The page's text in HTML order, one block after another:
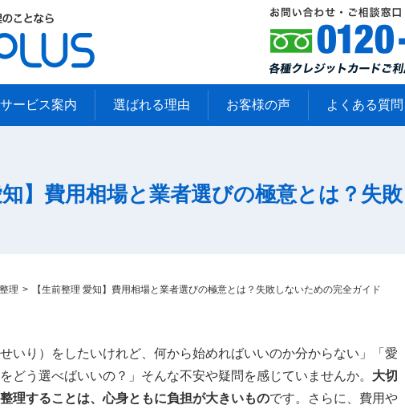
サービス案内 選ばれる理由 お客様の声 よくある質問
理 【生前整理 愛知】費用相場と業者選びの極意とは？失敗しないための完全ガイド
知】費用相場と業者選びの極意とは？失
いり）をしたいけれど、何から始めればいいのか分からない」「愛
どう選べばいいの？」そんな不安や疑問を感じていませんか。 大切
理することは、心身ともに負担が大きいものです。さらに、費用や